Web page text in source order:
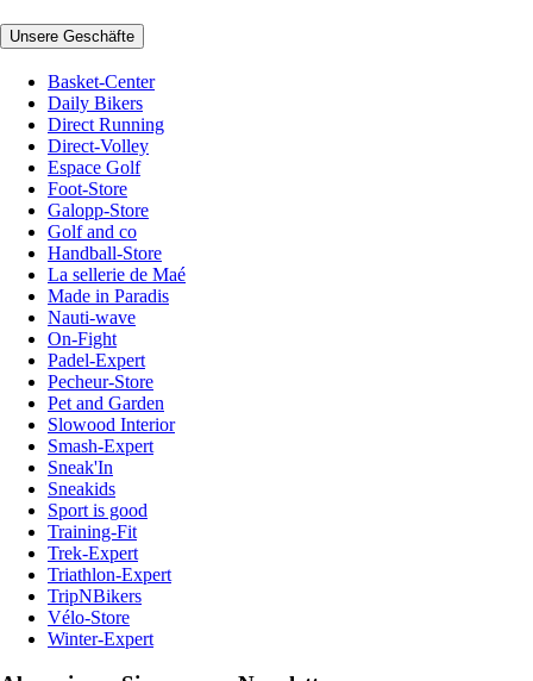
Unsere Geschäfte
Basket-Center
Daily Bikers
Direct Running
Direct-Volley
Espace Golf
Foot-Store
Galopp-Store
Golf and co
Handball-Store
La sellerie de Maé
Made in Paradis
Nauti-wave
On-Fight
Padel-Expert
Pecheur-Store
Pet and Garden
Slowood Interior
Smash-Expert
Sneak'In
Sneakids
Sport is good
Training-Fit
Trek-Expert
Triathlon-Expert
TripNBikers
Vélo-Store
Winter-Expert